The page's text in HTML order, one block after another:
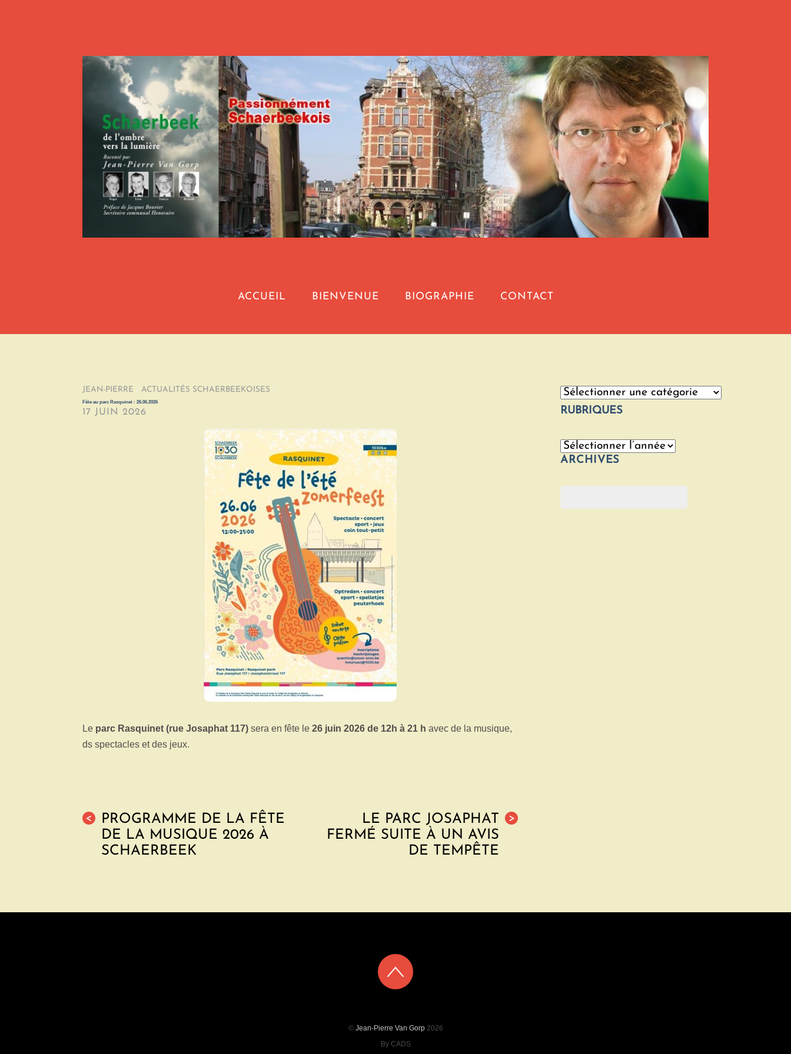
ACCUEIL BIENVENUE BIOGRAPHIE CONTACT
JEAN-PIERRE / ACTUALITÉS SCHAERBEEKOISES /
Fête au parc Rasquinet : 26.06.2026
17 JUIN 2026
Le parc Rasquinet (rue Josaphat 117) sera en fête le 26 juin 2026 de 12h à 21 h avec de la musique,
ds spectacles et des jeux.
<
PROGRAMME DE LA FÊTE
DE LA MUSIQUE 2026 À
SCHAERBEEK
>
LE PARC JOSAPHAT
FERMÉ SUITE À UN AVIS
DE TEMPÊTE
Catégories
RUBRIQUES
Archives
ARCHIVES
© Jean-Pierre Van Gorp2026
By CADS